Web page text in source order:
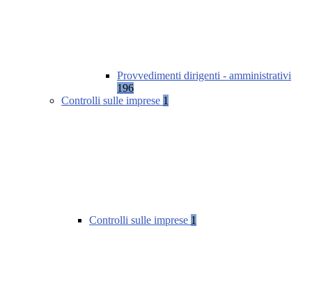
Provvedimenti dirigenti - amministrativi
196
Controlli sulle imprese 1
Controlli sulle imprese 1